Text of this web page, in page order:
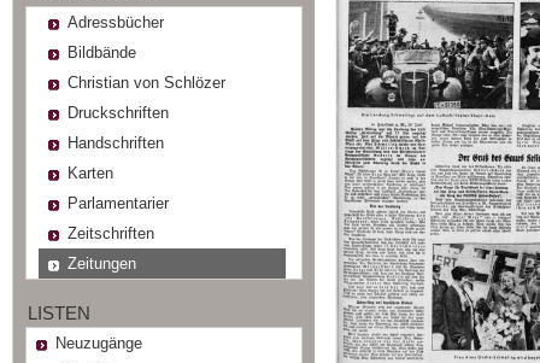
Adressbücher
Bildbände
Christian von Schlözer
Druckschriften
Handschriften
Karten
Parlamentarier
Zeitschriften
Zeitungen
LISTEN
Neuzugänge